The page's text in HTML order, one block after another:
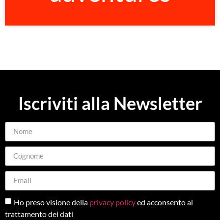
Iscriviti alla Newsletter
Ho preso visione della privacy policyed acconsento al
trattamento dei dati